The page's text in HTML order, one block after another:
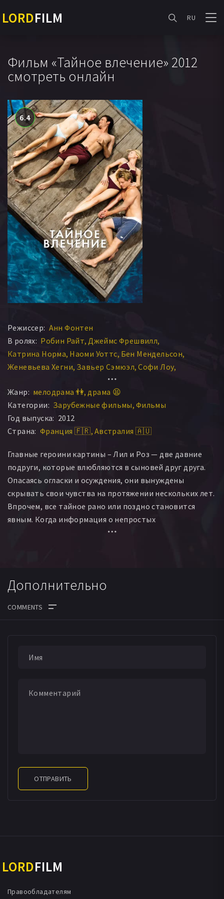
LORDFILM RU
Фильм «Тайное влечение» 2012
смотреть онлайн
6.4
Режиссер: Анн Фонтен
В ролях: Робин Райт Джеймс Фрешвилл
Катрина Норма Наоми Уоттс Бен Мендельсон
Женевьева Хегни Завьер Сэмюэл Софи Лоу
Мэтт Леветт
Джессика Тоуви Элисон Стэнден
Ричард Хаггетт Сэлли Кехилл Роуэн Уитт
Элис Робертс
Исаак Кокинг
Чарли Томас Дрю Фэйрли Скотт Пирло
Нат Уоттс Соломон Ли Калеб Танкред Этан Дэвис
Петра Флауер Карла Берг Джеймс МакЛуркан
Бьянка Бейтман
Жанр: мелодрама 👫 драма 😫
Категории: Зарубежные фильмы Фильмы
Год выпуска: 2012
Страна: Франция 🇫🇷 Австралия 🇦🇺
Главные героини картины – Лил и Роз — две давние
подруги, которые влюбляются в сыновей друг друга.
Опасаясь огласки и осуждения, они вынуждены
скрывать свои чувства на протяжении нескольких лет.
Впрочем, все тайное рано или поздно становится
явным. Когда информация о непростых
взаимоотношениях квартета становится достоянием
Дополнительно
ОТПРАВИТЬ
LORDFILM
Правообладателям